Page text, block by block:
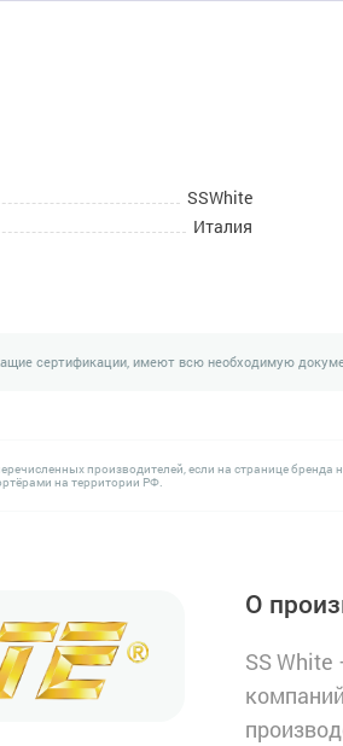
SSWhite
Италия
сертификации, имеют всю необходимую
производителей, если на странице
на территории РФ.
О
SS White